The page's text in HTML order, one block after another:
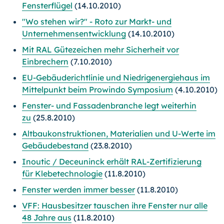
Fensterflügel (14.10.2010)
"Wo stehen wir?" - Roto zur Markt- und
Unternehmensentwicklung (14.10.2010)
Mit RAL Gütezeichen mehr Sicherheit vor
Einbrechern (7.10.2010)
EU-Gebäuderichtlinie und Niedrigenergiehaus im
Mittelpunkt beim Prowindo Symposium (4.10.2010)
Fenster- und Fassadenbranche legt weiterhin
zu (25.8.2010)
Altbaukonstruktionen, Materialien und U-Werte im
Gebäudebestand (23.8.2010)
Inoutic / Deceuninck erhält RAL-Zertifizierung
für Klebetechnologie (11.8.2010)
Fenster werden immer besser(11.8.2010)
VFF: Hausbesitzer tauschen ihre Fenster nur alle
48 Jahre aus (11.8.2010)